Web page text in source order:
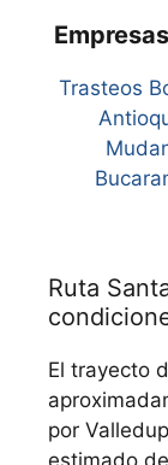
Trasteos
Ruta
El trayecto
por
estimado